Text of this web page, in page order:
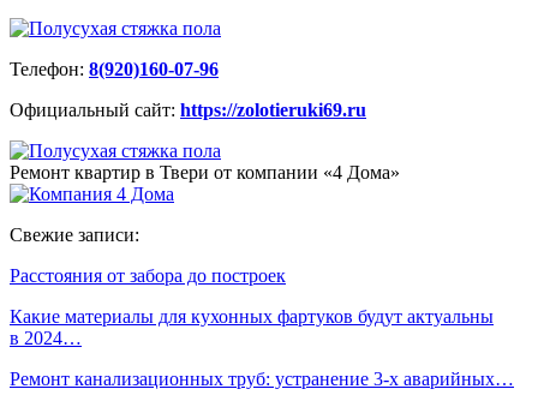
Телефон: 8(920)160-07-96
Официальный сайт: https://zolotieruki69.ru
Ремонт квартир в Твери от компании «4 Дома»
Свежие записи:
Расстояния от забора до построек
Какие материалы для кухонных фартуков будут актуальны
в 2024…
Ремонт канализационных труб: устранение 3-х аварийных…